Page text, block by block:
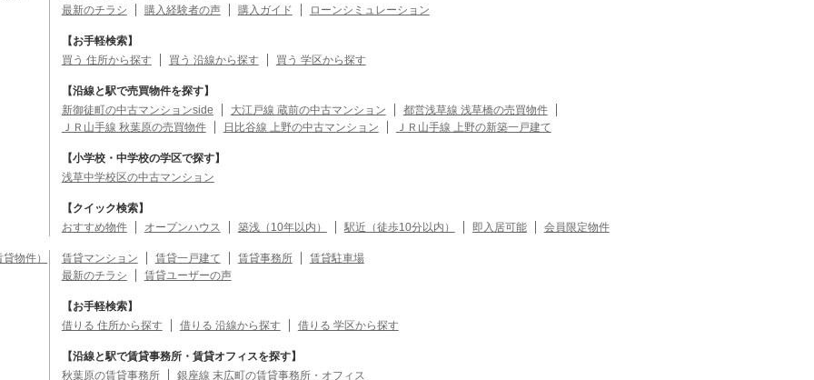
最新のチラシ
購入経験者の声 購入ガイド ローンシミュレーション
【お手軽検索】
買う 住所から探す
買う 沿線から探す 買う 学区から探す
【沿線と駅で売買物件を探す】
新御徒町の中古マンションside
大江戸線 蔵前の中古マンション
都営浅草線 浅草橋の売買物件
ＪＲ山手線 秋葉原の売買物件
日比谷線 上野の中古マンション ＪＲ山手線 上野の新築一戸建て
【小学校・中学校の学区で探す】
浅草中学校区の中古マンション
【クイック検索】
おすすめ物件
オープンハウス 築浅（10年以内） 駅近（徒歩10分以内） 即入居可能 会員限定物件
物件） 賃貸マンション 賃貸一戸建て 賃貸事務所
賃貸駐車場
最新のチラシ
賃貸ユーザーの声
【お手軽検索】
借りる 住所から探す
借りる 沿線から探す 借りる 学区から探す
【沿線と駅で賃貸事務所・賃貸オフィスを探す】
秋葉原の賃貸事務所
銀座線 末広町の賃貸事務所・オフィス